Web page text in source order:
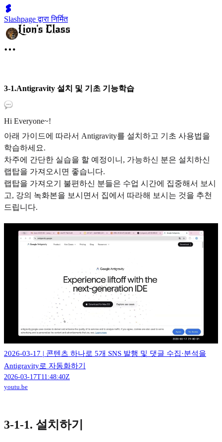
Slashpage द्वारा निर्मित
3-1.Antigravity 설치 및 기초 기능학습
Hi Everyone~!
아래 가이드에 따라서 Antigravity를 설치하고 기초 사용법을
학습하세요.
차주에 간단한 실습을 할 예정이니, 가능하신 분은 설치하신
랩탑을 가져오시면 좋습니다.
랩탑을 가져오기 불편하신 분들은 수업 시간에 집중해서 보시
고, 강의 녹화본을 보시면서 집에서 따라해 보시는 것을 추천
드립니다.
2026-03-17 | 콘텐츠 하나로 5개 SNS 발행 및 댓글 수집·분석을
Antigravity로 자동화하기
2026-03-17T11:48:40Z
youtu.be
3-1-1. 설치하기